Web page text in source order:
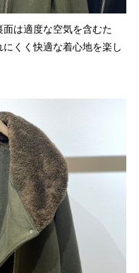
は適度な空気を含むた
くく快適な着心地を楽し